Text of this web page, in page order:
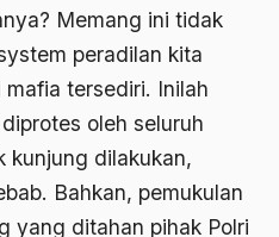
Memang ini tidak
peradilan kita
tersediri. Inilah
oleh seluruh
kunjung dilakukan,
Bahkan, pemukulan
yang ditahan pihak Polri